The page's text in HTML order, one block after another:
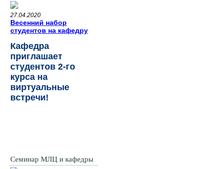
27.04.2020
Весенний набор
студентов на кафедру
Кафедра
приглашает
студентов 2-го
курса на
виртуальные
встречи!
Семинар МЛЦ и кафедры